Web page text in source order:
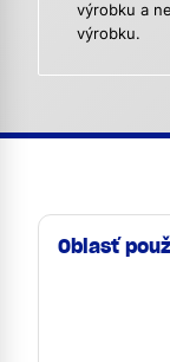
výrobku a
výrobku.
Oblasť